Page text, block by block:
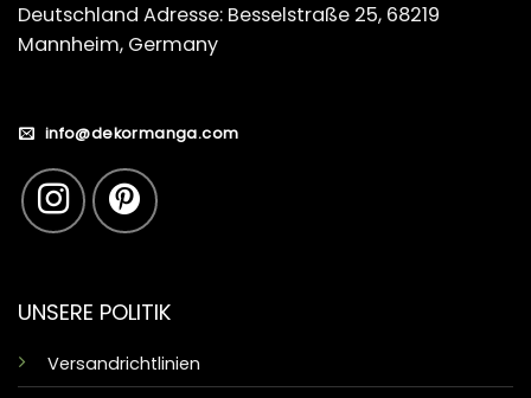
Deutschland Adresse: Besselstraße 25, 68219
Mannheim, Germany
info@dekormanga.com
UNSERE POLITIK
Versandrichtlinien